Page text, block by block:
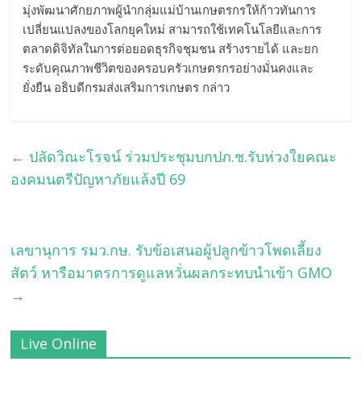
มุ่งพัฒนาศักยภาพผู้นำกลุ่มแม่บ้านเกษตรกรให้ก้าวทันการ
เปลี่ยนแปลงของโลกยุคใหม่ สามารถใช้เทคโนโลยีและการ
ตลาดดิจิทัลในการต่อยอดธุรกิจชุมชน สร้างรายได้ และยก
ระดับคุณภาพชีวิตของครอบครัวเกษตรกรอย่างมั่นคงและ
ยั่งยืน อธิบดีกรมส่งเสริมการเกษตร กล่าว
← ปลัดวิณะโรจน์ ร่วมประชุมบกปภ.ช.รับห่วงใยคณะ
องคมนตรีปัญหาภัยแล้งปี 69
เลขานุการ รมว.กษ. รับข้อเสนอผู้ปลูกข้าวโพดเลี้ยง
สัตว์ หารือมาตรการดูแลหวั่นผลกระทบนำเข้า GMO
→
Live Online